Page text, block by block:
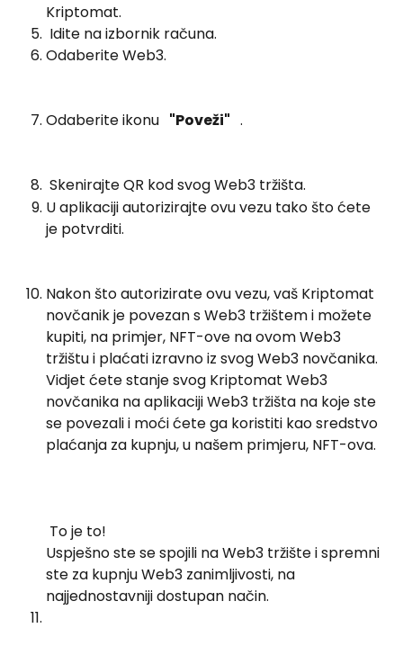
Kriptomat.
Idite na izbornik računa.
Odaberite Web3.
Odaberite ikonu "Poveži"
  .
Skenirajte QR kod svog Web3 tržišta.
U aplikaciji autorizirajte ovu vezu tako što ćete
je potvrditi.
Nakon što autorizirate ovu vezu, vaš Kriptomat
novčanik je povezan s Web3 tržištem i možete
kupiti, na primjer, NFT-ove na ovom Web3
tržištu i plaćati izravno iz svog Web3 novčanika.
Vidjet ćete stanje svog Kriptomat Web3
novčanika na aplikaciji Web3 tržišta na koje ste
se povezali i moći ćete ga koristiti kao sredstvo
plaćanja za kupnju, u našem primjeru, NFT-ova.
To je to!
Uspješno ste se spojili na Web3 tržište i spremni
ste za kupnju Web3 zanimljivosti, na
najjednostavniji dostupan način.